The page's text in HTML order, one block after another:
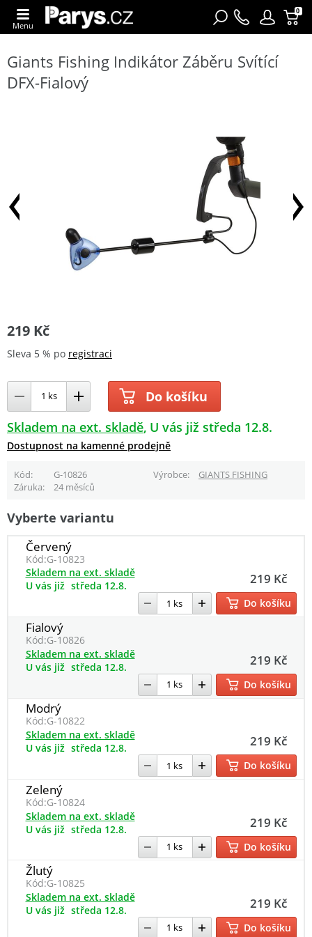
0
Menu
Giants Fishing Indikátor Záběru Svítící
DFX-Fialový
219 Kč
Sleva 5 % po registraci
Do košíku
Skladem na ext. skladě U vás již středa 12.8.
Dostupnost na kamenné prodejně
Kód G-10826 Výrobce
GIANTS FISHING
Záruka
24 měsíců
Vyberte variantu
Červený
Kód:G-10823
219 Kč
Skladem na ext. skladě
U vás již středa 12.8.
Do košíku
Fialový
Kód:G-10826
219 Kč
Skladem na ext. skladě
U vás již středa 12.8.
Do košíku
Modrý
Kód:G-10822
219 Kč
Skladem na ext. skladě
U vás již středa 12.8.
Do košíku
Zelený
Kód:G-10824
219 Kč
Skladem na ext. skladě
U vás již středa 12.8.
Do košíku
Žlutý
Kód:G-10825
219 Kč
Skladem na ext. skladě
U vás již středa 12.8.
Do košíku